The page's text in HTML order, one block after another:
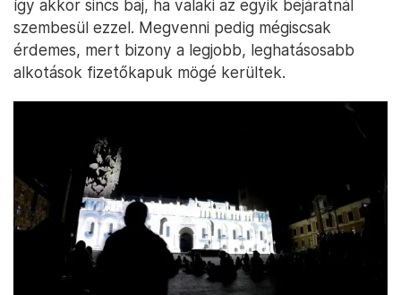
így akkor sincs baj, ha valaki az egyik bejáratnál
szembesül ezzel. Megvenni pedig mégiscsak
érdemes, mert bizony a legjobb, leghatásosabb
alkotások fizetőkapuk mögé kerültek.